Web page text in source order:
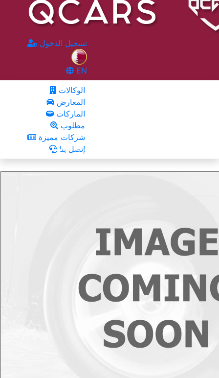
تسجيل الدخول
EN
الوكالات
المعارض
الماركات
مطلوب
شركات مميزة
إتصل بنا